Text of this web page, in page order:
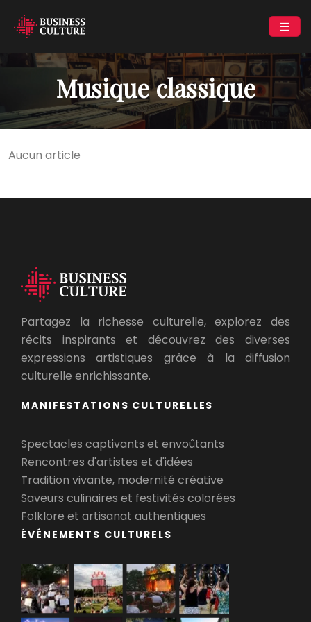
Musique classique
Aucun article
Partagez la richesse culturelle, explorez des
récits inspirants et découvrez des diverses
expressions artistiques grâce à la diffusion
culturelle enrichissante.
MANIFESTATIONS CULTURELLES
Spectacles captivants et envoûtants
Rencontres d'artistes et d'idées
Tradition vivante, modernité créative
Saveurs culinaires et festivités colorées
Folklore et artisanat authentiques
ÉVÉNEMENTS CULTURELS